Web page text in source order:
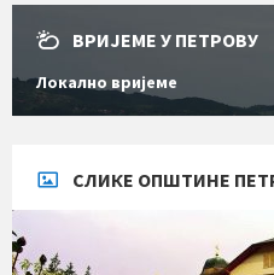
ВРИЈЕМЕ У ПЕТРОВУ
Локално вријеме
СЛИКЕ ОПШТИНЕ